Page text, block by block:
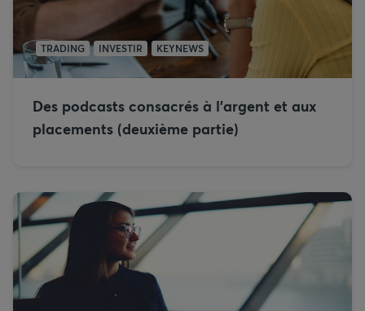
TRADING INVESTIR KEYNEWS
Des podcasts consacrés à l’argent et aux
placements (deuxième partie)